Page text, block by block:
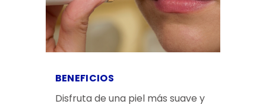
BENEFICIOS
Disfruta de una piel más suave y